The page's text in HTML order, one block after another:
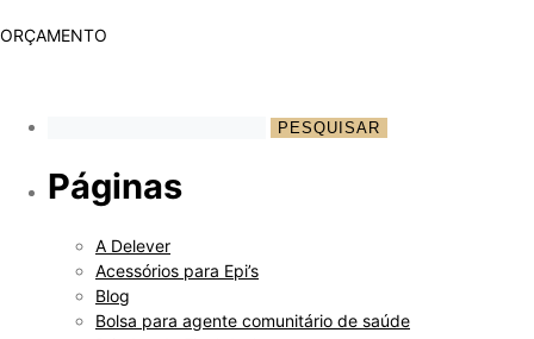
ORÇAMENTO
Páginas
A Delever
Acessórios para Epi’s
Blog
Bolsa para agente comunitário de saúde